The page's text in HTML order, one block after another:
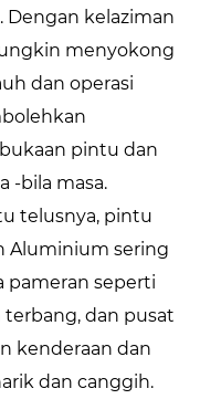
kelaziman
menyokong
dan operasi
pintu dan
-bila masa.
telusnya, pintu
Aluminium sering
pameran seperti
terbang, dan pusat
kenderaan dan
dan canggih.